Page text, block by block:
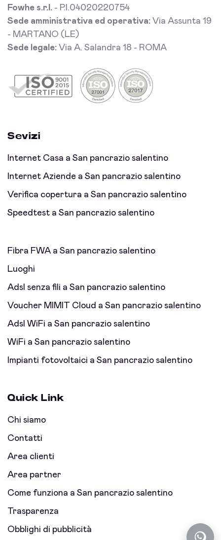
Fowhe s.r.l. - P.I.04020220754
Sede amministrativa ed operativa: Via Assunta 19
- MARTANO (LE)
Sede legale: Via A. Salandra 18 - ROMA
Sevizi
Internet Casa a San pancrazio salentino
Internet Aziende a San pancrazio salentino
Verifica copertura a San pancrazio salentino
Speedtest a San pancrazio salentino
Fibra FWA a San pancrazio salentino
Luoghi
Adsl senza fili a San pancrazio salentino
Voucher MIMIT Cloud a San pancrazio salentino
Adsl WiFi a San pancrazio salentino
WiFi a San pancrazio salentino
Impianti fotovoltaici a San pancrazio salentino
Quick Link
Chi siamo
Contatti
Area clienti
Area partner
Come funziona a San pancrazio salentino
Trasparenza
Obblighi di pubblicità